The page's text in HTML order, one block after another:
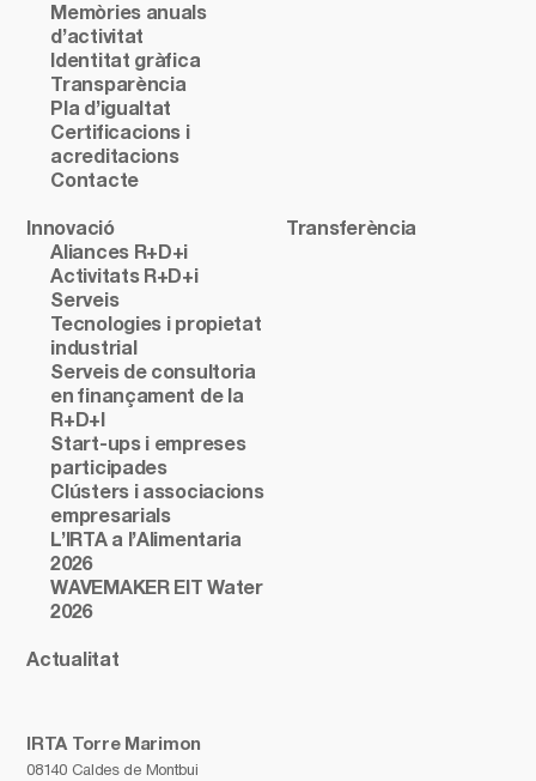
IRTA Torre Marimon
08140 Caldes de Montbui
Memòries anuals
d’activitat
Identitat gràfica
Transparència
Pla d’igualtat
Certificacions i
acreditacions
Contacte
Innovació
Aliances R+D+i
Activitats R+D+i
Serveis
Tecnologies i propietat
industrial
Serveis de consultoria
en finançament de la
R+D+I
Start-ups i empreses
participades
Clústers i associacions
empresarials
L’IRTA a l’Alimentaria
2026
WAVEMAKER EIT Water
2026
Transferència
Actualitat